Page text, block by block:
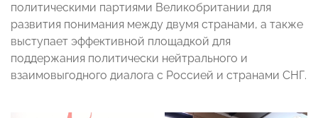
политическими партиями Великобритании для
развития понимания между двумя странами, а также
выступает эффективной площадкой для
поддержания политически нейтрального и
взаимовыгодного диалога с Россией и странами СНГ.